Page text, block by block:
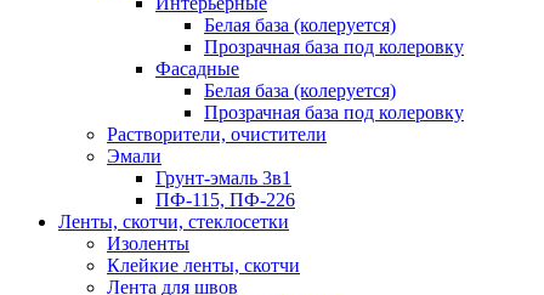
Белая база (колеруется)
Прозрачная база под колеровку
Фасадные
Белая база (колеруется)
Прозрачная база под колеровку
Растворители, очистители
Эмали
Грунт-эмаль 3в1
ПФ-115, ПФ-226
Ленты, скотчи, стеклосетки
Изоленты
Клейкие ленты, скотчи
Лента для швов